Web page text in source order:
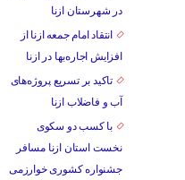
در شهرستان ازنا
انتقاد امام جمعه ازنا از
افزایش اجاره‌بها در ازنا
تاکید بر تسریع پروژه‌های
آب و فاضلاب ازنا
با کسب دو سکوی
نخست استان ازنا مسافر
جشنواره کشوری خوارزمی